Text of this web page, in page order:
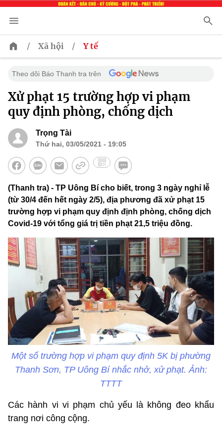
/ Xã hội / Y tế
Theo dõi Báo Thanh tra trên
Xử phạt 15 trường hợp vi phạm
quy định phòng, chống dịch
Trọng Tài
Thứ hai, 03/05/2021 - 19:05
(Thanh tra) - TP Uông Bí cho biết, trong 3 ngày nghỉ lễ
(từ 30/4 đến hết ngày 2/5), địa phương đã xử phạt 15
trường hợp vi phạm quy định định phòng, chống dịch
Covid-19 với tổng giá trị tiền phạt 21,5 triệu đồng.
Một số trường hợp vi phạm quy định 5K bị phường
Thanh Sơn, TP Uông Bí nhắc nhở, xử phạt. Ảnh:
TTTT
Các hành vi vi phạm chủ yếu là không đeo khẩu
trang nơi công cộng.